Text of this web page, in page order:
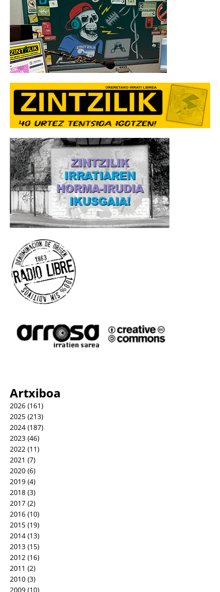
Artxiboa
2026 (161)
2025 (213)
2024 (187)
2023 (46)
2022 (11)
2021 (7)
2020 (6)
2019 (4)
2018 (3)
2017 (2)
2016 (10)
2015 (19)
2014 (13)
2013 (15)
2012 (16)
2011 (2)
2010 (3)
2009 (10)